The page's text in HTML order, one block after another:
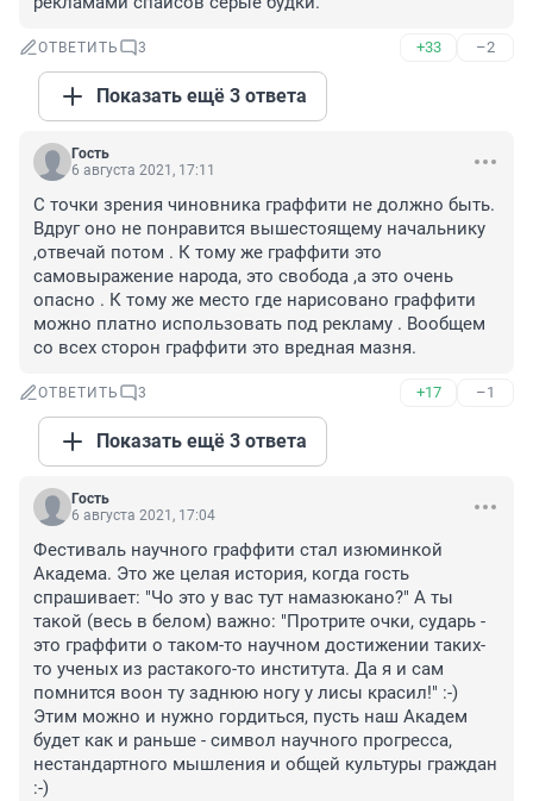
ОТВЕТИТЬ 3 +33 –2
Показать ещё 3 ответа
Гость
6 августа 2021, 17:11
С точки зрения чиновника граффити не должно быть.
Вдруг оно не понравится вышестоящему начальнику
,отвечай потом . К тому же граффити это
самовыражение народа, это свобода ,а это очень
опасно . К тому же место где нарисовано граффити
можно платно использовать под рекламу . Вообщем
со всех сторон граффити это вредная мазня.
ОТВЕТИТЬ 3 +17 –1
Показать ещё 3 ответа
Гость
6 августа 2021, 17:04
Фестиваль научного граффити стал изюминкой
Академа. Это же целая история, когда гость
спрашивает: "Чо это у вас тут намазюкано?" А ты
такой (весь в белом) важно: "Протрите очки, сударь -
это граффити о таком-то научном достижении таких-
то ученых из растакого-то института. Да я и сам
помнится воон ту заднюю ногу у лисы красил!" :-)
Этим можно и нужно гордиться, пусть наш Академ
будет как и раньше - символ научного прогресса,
нестандартного мышления и общей культуры граждан
:-)